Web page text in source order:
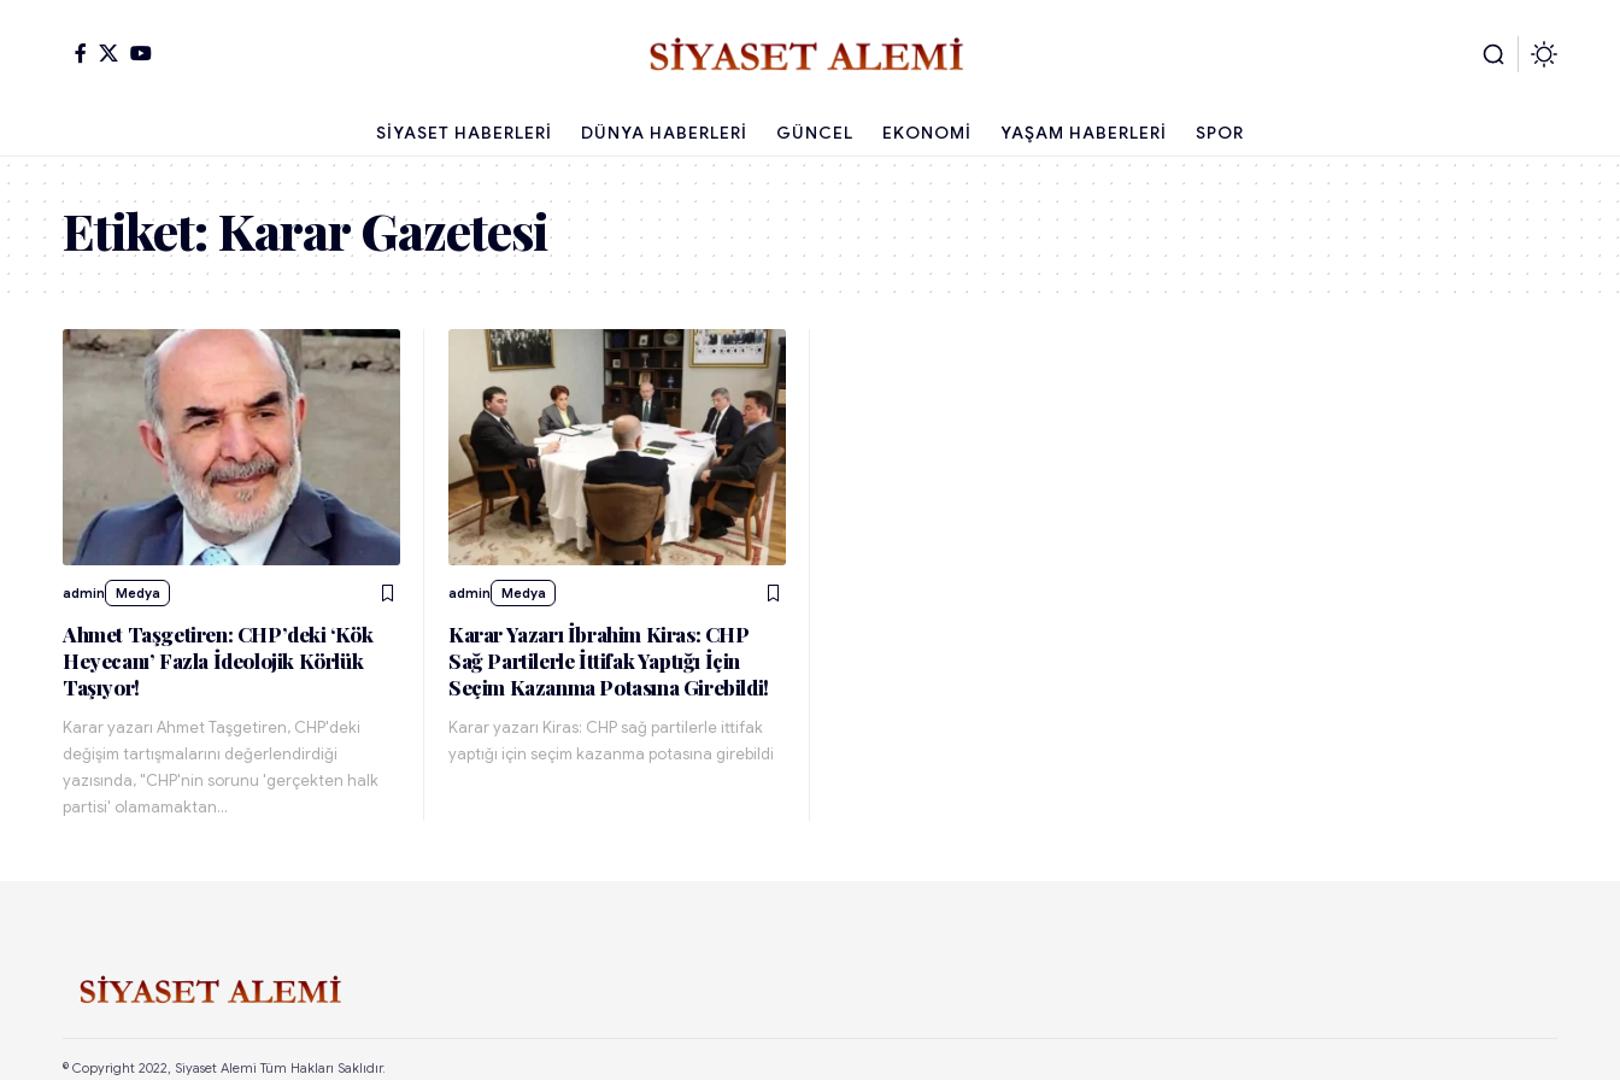
SIYASET HABERLERI DÜNYA HABERLERI GÜNCEL EKONOMI YAŞAM HABERLERI SPOR
Etiket:Karar Gazetesi
admin Medya
Ahmet Taşgetiren: CHP’deki ‘Kök
Heyecanı’ Fazla İdeolojik Körlük
Taşıyor!
Karar yazarı Ahmet Taşgetiren, CHP'deki
değişim tartışmalarını değerlendirdiği
yazısında, "CHP'nin sorunu 'gerçekten halk
partisi' olamamaktan…
admin Medya
Karar Yazarı İbrahim Kiras: CHP
Sağ Partilerle İttifak Yaptığı İçin
Seçim Kazanma Potasına Girebildi!
Karar yazarı Kiras: CHP sağ partilerle ittifak
yaptığı için seçim kazanma potasına girebildi
© Copyright 2022, Siyaset Alemi Tüm Hakları Saklıdır.